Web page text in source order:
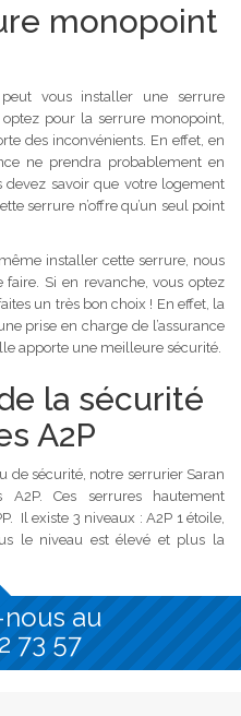
monopoint
vous installer une serrure
pour la serrure monopoint,
des inconvénients. En effet, en
ne prendra probablement en
savoir que votre logement
serrure n’offre qu’un seul point
installer cette serrure, nous
Si en revanche, vous optez
un très bon choix ! En effet, la
prise en charge de l’assurance
apporte une meilleure sécurité.
la sécurité
A2P
de sécurité, notre serrurier Saran
Ces serrures hautement
Il existe 3 niveaux : A2P 1 étoile,
le niveau est élevé et plus la
au
73 57